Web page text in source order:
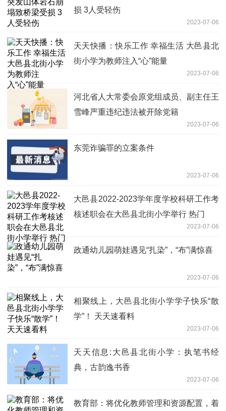
损 3人受轻伤
2023-07-06
天天快播：快乐工作 幸福生活 大邑县北
街小学为教师注入“心”能量
2023-07-06
河北省人大常委会原党组成员、副主任王
雪峰严重违纪违法被开除党籍
2023-07-06
东莞诈骗罪的立案条件
2023-07-06
大邑县2022-2023学年度学校科研工作考
核述职会在大邑县北街小学举行 热门
2023-07-06
政通幼儿园萌娃遇见“扎染”，“布”满惊喜
2023-07-06
相聚线上，大邑县北街小学学子快乐“散
学”！ 天天速看料
2023-07-06
天天信息:大邑县北街小学：执笔书经
典，古韵逸书香
2023-07-06
教育部：将优化教师管理和资源配置，着